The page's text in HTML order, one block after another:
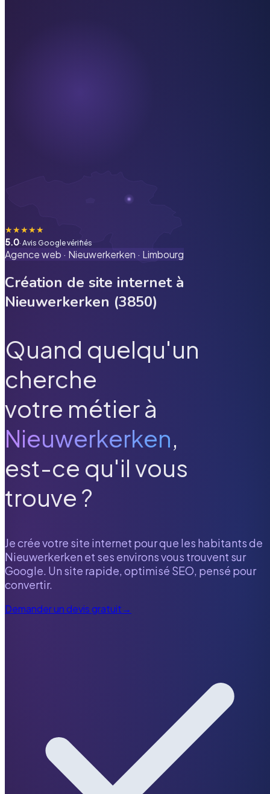
★★★★★
5.0· Avis Google vérifiés
Agence web · Nieuwerkerken · Limbourg
Création de site internet à
Nieuwerkerken (3850)
Quand quelqu'un
cherche
votre métier à
Nieuwerkerken,
est-ce qu'il vous
trouve ?
Je crée votre site internet pour que les habitants de
Nieuwerkerken et ses environs vous trouvent sur
Google. Un site rapide, optimisé SEO, pensé pour
convertir.
Demander un devis gratuit→